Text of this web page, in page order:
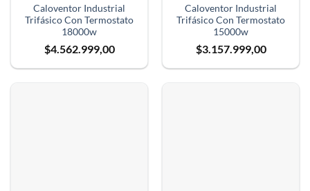
Caloventor Industrial
Trifásico Con Termostato
18000w
$4.562.999,00
Caloventor Industrial
Trifásico Con Termostato
15000w
$3.157.999,00